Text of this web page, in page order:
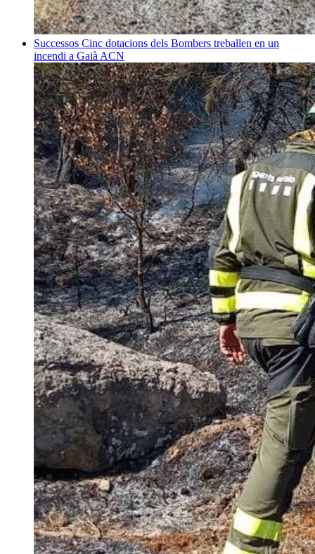
Successos Cinc dotacions dels Bombers treballen en un
incendi a Gaià ACN